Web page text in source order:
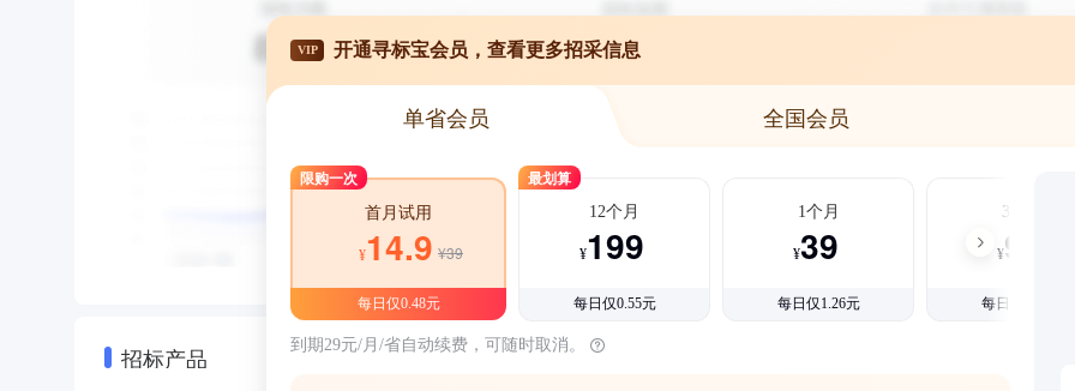
招标产品
VIP 开通寻标宝会员，查看更多招采信息
单省会员 全国会员
限购一次
首月试用
¥14.9 ¥39
每日仅0.48元
最划算
12个月
¥199
每日仅0.55元
1个月
¥39
每日仅1.26元
3个月
¥99
每日仅1.08元
到期29元/月/省自动续费，可随时取消。